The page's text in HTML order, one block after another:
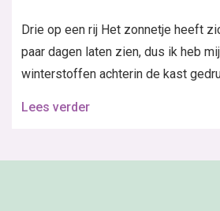
Drie op een rij Het zonnetje heeft
paar dagen laten zien, dus ik heb
winterstoffen achterin de kast
Lees verder